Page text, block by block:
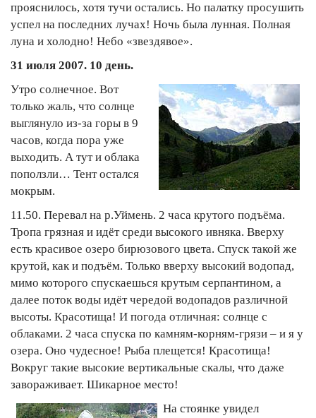
прояснилось, хотя тучи остались. Но палатку просушить
успел на последних лучах! Ночь была лунная. Полная
луна и холодно! Небо «звездявое».
31 июля 2007. 10 день.
Утро солнечное. Вот
только жаль, что солнце
выглянуло из-за горы в 9
часов, когда пора уже
выходить. А тут и облака
поползли… Тент остался
мокрым.
11.50. Перевал на р.Уймень. 2 часа крутого подъёма.
Тропа грязная и идёт среди высокого ивняка. Вверху
есть красивое озеро бирюзового цвета. Спуск такой же
крутой, как и подъём. Только вверху высокий водопад,
мимо которого спускаешься крутым серпантином, а
далее поток воды идёт чередой водопадов различной
высоты. Красотища! И погода отличная: солнце с
облаками. 2 часа спуска по камням-корням-грязи – и я у
озера. Оно чудесное! Рыба плещется! Красотища!
Вокруг такие высокие вертикальные скалы, что даже
завораживает. Шикарное место!
На стоянке увидел